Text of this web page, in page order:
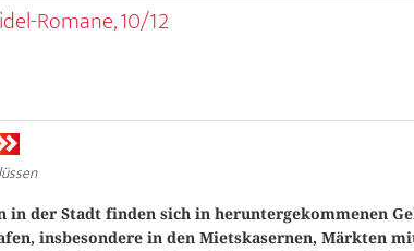
Romane, 10/12
in der Stadt finden sich in heruntergekommenen
insbesondere in den Mietskasernen, Märkten